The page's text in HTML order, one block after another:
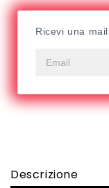
Ricevi una
Descrizione